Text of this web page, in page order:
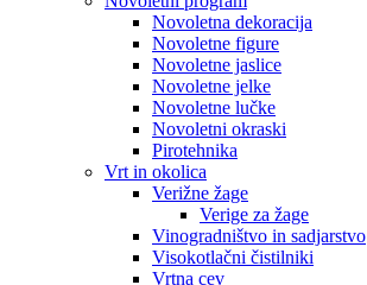
Novoletna dekoracija
Novoletne figure
Novoletne jaslice
Novoletne jelke
Novoletne lučke
Novoletni okraski
Pirotehnika
Vrt in okolica
Verižne žage
Verige za žage
Vinogradništvo in sadjarstvo
Visokotlačni čistilniki
Vrtna cev